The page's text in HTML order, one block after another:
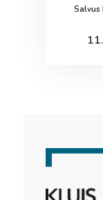
Salvus